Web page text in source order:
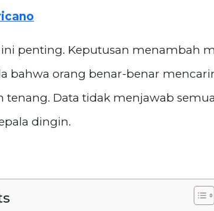
ini penting. Keputusan menambah
bahwa orang benar-benar
tenang. Data tidak menjawab
dingin.